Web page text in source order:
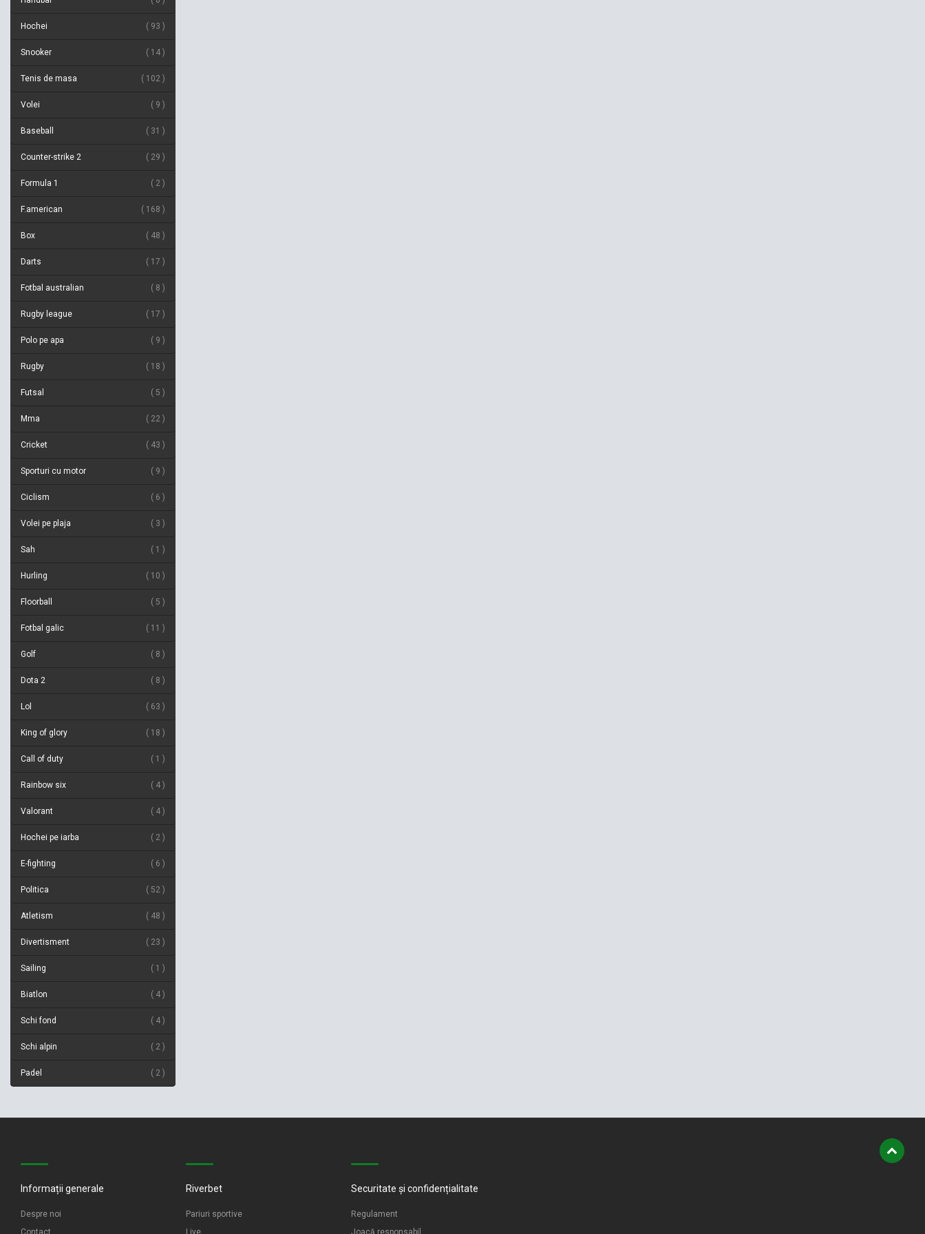
Hochei 93
Snooker 14
Tenis de masa 102
Volei 9
Baseball 31
Counter-strike 2 29
Formula 1 2
F.american 168
Box 48
Darts 17
Fotbal australian 8
Rugby league 17
Polo pe apa 9
Rugby 18
Futsal 5
Mma 22
Cricket 43
Sporturi cu motor 9
Ciclism 6
Volei pe plaja 3
Sah 1
Hurling 10
Floorball 5
Fotbal galic 11
Golf 8
Dota 2 8
Lol 63
King of glory 18
Call of duty 1
Rainbow six 4
Valorant 4
Hochei pe iarba 2
E-fighting 6
Politica 52
Atletism 48
Divertisment 23
Sailing 1
Biatlon 4
Schi fond 4
Schi alpin 2
Padel 2
Informații generale
Despre noi
Contact
Riverbet
Pariuri sportive
Live
Securitate și confidențialitate
Regulament
Joacă responsabil